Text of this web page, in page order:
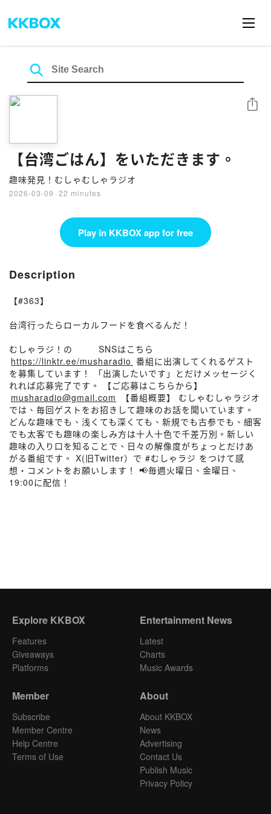
【台湾ごはん】をいただきます。
趣味発見！むしゃむしゃラジオ
2026-03-09 · 22 minutes
Share
Play in KKBOX app for free
Description
【#363】
台湾行ったらローカルフードを食べるんだ！
むしゃラジ！の⁠⁠⁠⁠⁠⁠⁠⁠⁠⁠⁠⁠⁠⁠⁠⁠⁠⁠⁠⁠⁠⁠⁠⁠⁠⁠⁠⁠⁠⁠⁠⁠⁠⁠⁠⁠⁠⁠⁠⁠⁠⁠⁠SNSはこちら
https://linktr.ee/musharadio⁠⁠⁠ 番組に出演してくれるゲスト
を募集しています！ 「出演したいです」とだけメッセージく
れれば応募完了です。 【ご応募はこちらから】
musharadio@gmail.com ⁠⁠⁠ 【番組概要】 むしゃむしゃラジオ
では、毎回ゲストをお招きして趣味のお話を聞いています。
どんな趣味でも、浅くても深くても、新規でも古参でも、細客
でも太客でも趣味の楽しみ方は十人十色で千差万別。新しい
趣味の入り口を知ることで、日々の解像度がちょっとだけあ
がる番組です。 X(旧Twitter）で #むしゃラジ をつけて感
想・コメントをお願いします！ 📢毎週火曜日、金曜日、
19:00に配信！
Explore KKBOX
Features
Giveaways
Platforms
Entertainment News
Latest
Charts
Music Awards
Member
Subscribe
Member Centre
Help Centre
Terms of Use
About
About KKBOX
News
Advertising
Contact Us
Publish Music
Privacy Policy